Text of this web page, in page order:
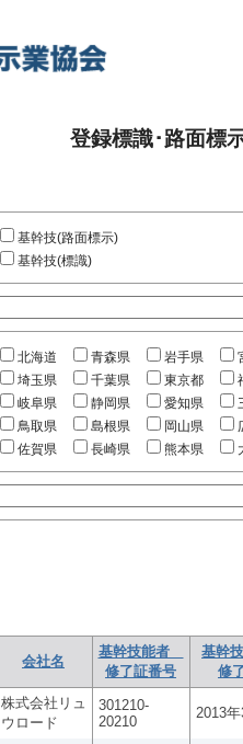
登録標識･路面標
基幹技(路面標示)
基幹技(標識)
北海道 青森県 岩手県
埼玉県
千葉県 東京都
岐阜県
静岡県 愛知県
鳥取県
島根県 岡山県
佐賀県
長崎県 熊本県
会社名
基幹技能者
修了証番号
基幹
修
株式会社リュ
ウロード
301210-
20210
2013